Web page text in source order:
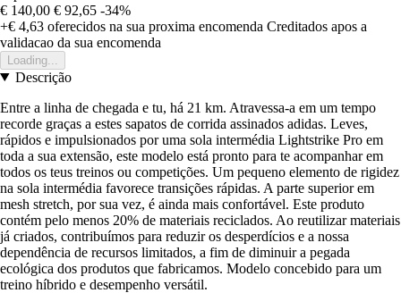
€ 140,00 € 92,65 -34%
+€ 4,63 oferecidos na sua proxima encomenda Creditados apos a
validacao da sua encomenda
Loading...
Descrição
Entre a linha de chegada e tu, há 21 km. Atravessa-a em um tempo
recorde graças a estes sapatos de corrida assinados adidas. Leves,
rápidos e impulsionados por uma sola intermédia Lightstrike Pro em
toda a sua extensão, este modelo está pronto para te acompanhar em
todos os teus treinos ou competições. Um pequeno elemento de rigidez
na sola intermédia favorece transições rápidas. A parte superior em
mesh stretch, por sua vez, é ainda mais confortável. Este produto
contém pelo menos 20% de materiais reciclados. Ao reutilizar materiais
já criados, contribuímos para reduzir os desperdícios e a nossa
dependência de recursos limitados, a fim de diminuir a pegada
ecológica dos produtos que fabricamos. Modelo concebido para um
treino híbrido e desempenho versátil.